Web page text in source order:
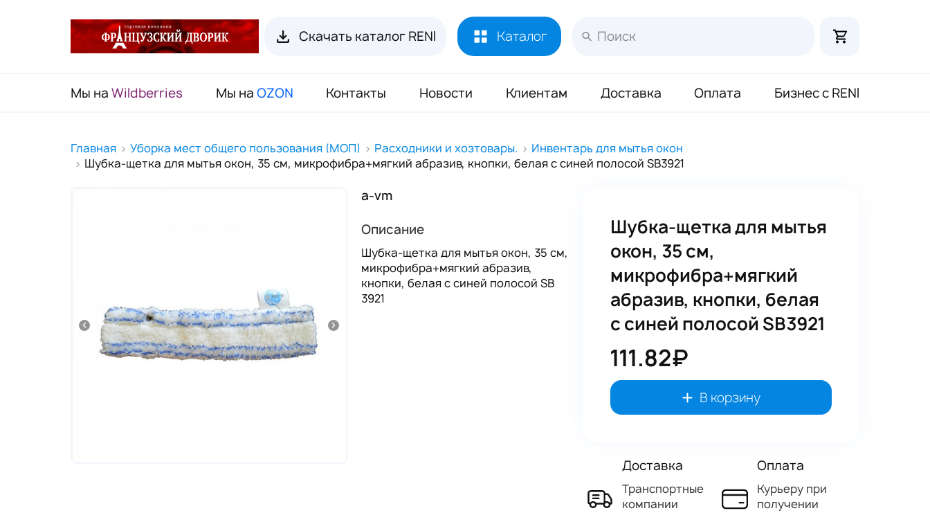
Скачать каталог RENI Каталог
Мы на Wildberries Мы на OZON Контакты Новости Клиентам Доставка Оплата Бизнес с RENI
RENI Каталог товаров
Tовары для маркетплейсов
Дезинфекция и стерилизация
Духи RENI Joy of Pink Маркировка ЧЗ 16
Аромадиффузор RENI Home
Блоттеры для духов RENI 320
Стикеры для духов RENI
Аксессуары RENI
Главная Уборка мест общего пользования (МОП) Расходники и хозтовары.
Инвентарь для мытья окон
Шубка-щетка для мытья окон, 35 см, микрофибра+мягкий абразив, кнопки, белая с синей полосой SB3921
a-vm
Описание
Шубка-щетка для мытья окон, 35 см,
микрофибра+мягкий абразив,
кнопки, белая с синей полосой SB
3921
Шубка-щетка для мытья
окон, 35 см,
микрофибра+мягкий
абразив, кнопки, белая
с синей полосой SB3921
111.82₽
В корзину
Доставка
Транспортные
компании
Оплата
Курьеру при
получении